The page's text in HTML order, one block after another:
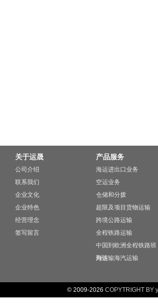
关于运晟
公司介绍
联系我们
企业文化
企业特色
经营理念
签写留言
产品服务
海运进出口业务
空运业务
仓储和分拨
超限及项目货物运输
跨境公路运输
全程铁路运输
中国到欧洲全程铁路班
列运输
海铁，海汽运输
© 2009-2026 COPYTRIGHT BY